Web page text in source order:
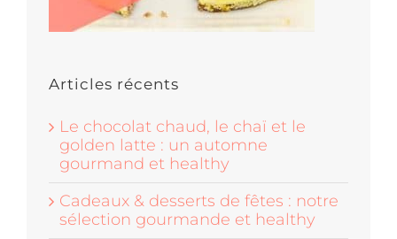
Articles récents
Le chocolat chaud, le chaï et le
golden latte : un automne
gourmand et healthy
Cadeaux & desserts de fêtes : notre
sélection gourmande et healthy